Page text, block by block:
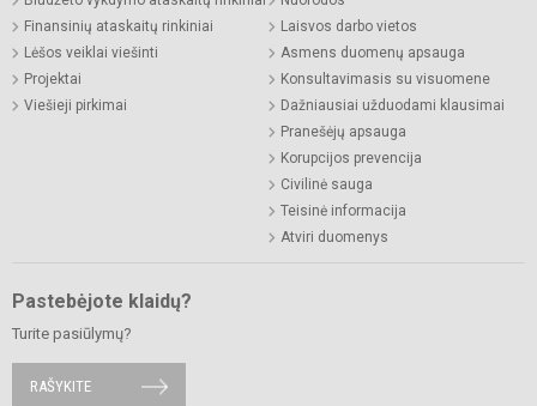
Finansinių ataskaitų rinkiniai
Lėšos veiklai viešinti
Projektai
Viešieji pirkimai
Laisvos darbo vietos
Asmens duomenų apsauga
Konsultavimasis su visuomene
Dažniausiai užduodami klausimai
Pranešėjų apsauga
Korupcijos prevencija
Civilinė sauga
Teisinė informacija
Atviri duomenys
Pastebėjote klaidų?
Turite pasiūlymų?
RAŠYKITE